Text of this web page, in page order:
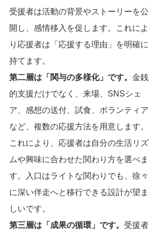
受援者は活動の背景やストーリーを公
開し、感情移入を促します。これによ
り応援者は「応援する理由」を明確に
持てます。
第二層は「関与の多様化」です。 金銭
的支援だけでなく、来場、SNSシェ
ア、感想の送付、試食、ボランティア
など、複数の応援方法を用意します。
これにより、応援者は自分の生活リズ
ムや興味に合わせた関わり方を選べま
す。入口はライトな関わりでも、徐々
に深い伴走へと移行できる設計が望ま
しいです。
第三層は「成果の循環」です。 受援者